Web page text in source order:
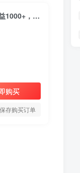
2025全新小说挂机项目 年前吃肉 操作简单，单机当天收益1000+，收益无上限，可矩阵操作
购买
存购买订单